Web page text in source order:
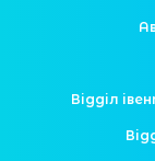
Відділ